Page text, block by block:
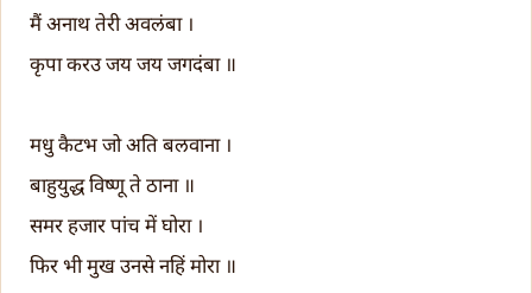
मैं अनाथ तेरी अवलंबा ।
कृपा करउ जय जय जगदंबा ॥
मधु कैटभ जो अति बलवाना ।
बाहुयुद्ध विष्णू ते ठाना ॥
समर हजार पांच में घोरा ।
फिर भी मुख उनसे नहिं मोरा ॥